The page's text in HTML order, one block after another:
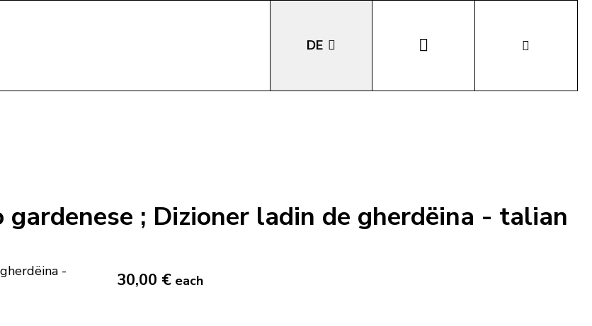
DE
; Dizioner ladin de gherdëina - talian
30,00 € each